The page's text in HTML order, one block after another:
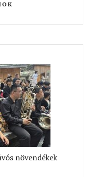
növendékek